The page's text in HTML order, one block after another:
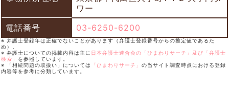
ワー
電話番号
03-6250-6200
※ 弁護士登録年は正確でないことがあります（弁護士登録番号からの推定値であるた
め）。
※ 弁護士についての掲載内容は主に 日本弁護士連合会の「ひまわりサーチ」及び「弁護士
検索」 を参照しています。
※ 「相続問題の取扱い」については
「ひまわりサーチ」 の当サイト調査時点における登録
内容等を参考に分類しています。